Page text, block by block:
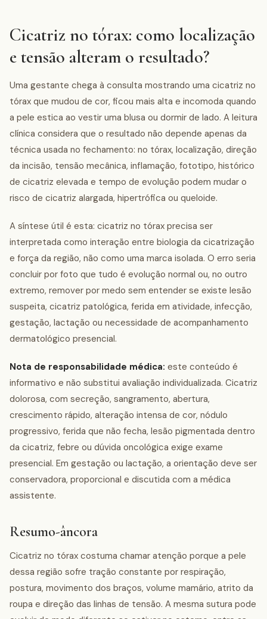
Cicatriz no tórax: como localização
e tensão alteram o resultado?
Uma gestante chega à consulta mostrando uma cicatriz no
tórax que mudou de cor, ficou mais alta e incomoda quando
a pele estica ao vestir uma blusa ou dormir de lado. A leitura
clínica considera que o resultado não depende apenas da
técnica usada no fechamento: no tórax, localização, direção
da incisão, tensão mecânica, inflamação, fototipo, histórico
de cicatriz elevada e tempo de evolução podem mudar o
risco de cicatriz alargada, hipertrófica ou queloide.
A síntese útil é esta: cicatriz no tórax precisa ser
interpretada como interação entre biologia da cicatrização
e força da região, não como uma marca isolada. O erro seria
concluir por foto que tudo é evolução normal ou, no outro
extremo, remover por medo sem entender se existe lesão
suspeita, cicatriz patológica, ferida em atividade, infecção,
gestação, lactação ou necessidade de acompanhamento
dermatológico presencial.
Nota de responsabilidade médica: este conteúdo é
informativo e não substitui avaliação individualizada. Cicatriz
dolorosa, com secreção, sangramento, abertura,
crescimento rápido, alteração intensa de cor, nódulo
progressivo, ferida que não fecha, lesão pigmentada dentro
da cicatriz, febre ou dúvida oncológica exige exame
presencial. Em gestação ou lactação, a orientação deve ser
conservadora, proporcional e discutida com a médica
assistente.
Resumo-âncora
Cicatriz no tórax costuma chamar atenção porque a pele
dessa região sofre tração constante por respiração,
postura, movimento dos braços, volume mamário, atrito da
roupa e direção das linhas de tensão. A mesma sutura pode